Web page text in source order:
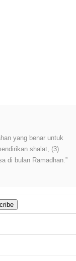
yang benar untuk
shalat, (3)
di bulan Ramadhan.”